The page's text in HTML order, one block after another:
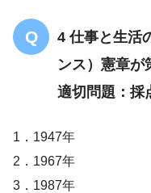
4 仕事と生活
ンス）憲章
適切問題：採
1．1947年
2．1967年
3．1987年